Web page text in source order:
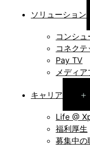
ソリューション
コンシ
コネク
Pay TV
メディ
キャリア
Life @
福利厚生
募集中の